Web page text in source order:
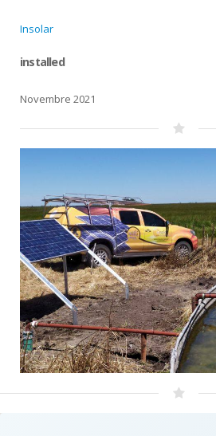
Insolar
installed
Novembre 2021